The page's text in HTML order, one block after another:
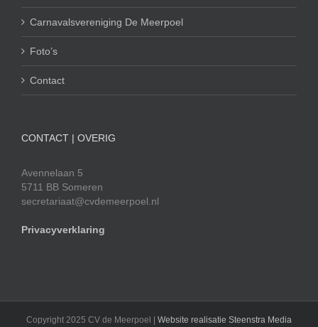
Carnavalsvereniging De Meerpoel
Foto’s
Contact
CONTACT | OVERIG
Avennelaan 5
5711 BB Someren
secretariaat@cvdemeerpoel.nl
Privacyverklaring
Copyright 2025 CV de Meerpoel | Website realisatie Steenstra Media